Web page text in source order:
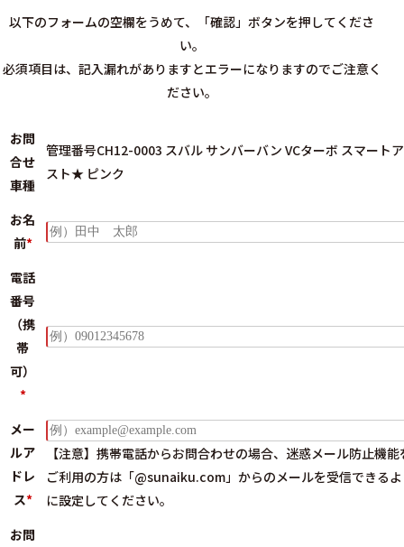
以下のフォームの空欄をうめて、「確認」ボタンを押してくださ
い。
必須項目は、記入漏れがありますとエラーになりますのでご注意く
ださい。
お問
合せ
車種
管理番号CH12-0003 スバル サンバーバン VCターボ スマート
スト★ ピンク
お名
前*
電話
番号
（携
帯
可）
*
メー
ルア
ドレ
ス*
【注意】携帯電話からお問合わせの場合、迷惑メール防止機能
ご利用の方は 「@sunaiku.com」からのメールを受信できる
に設定してください。
お問